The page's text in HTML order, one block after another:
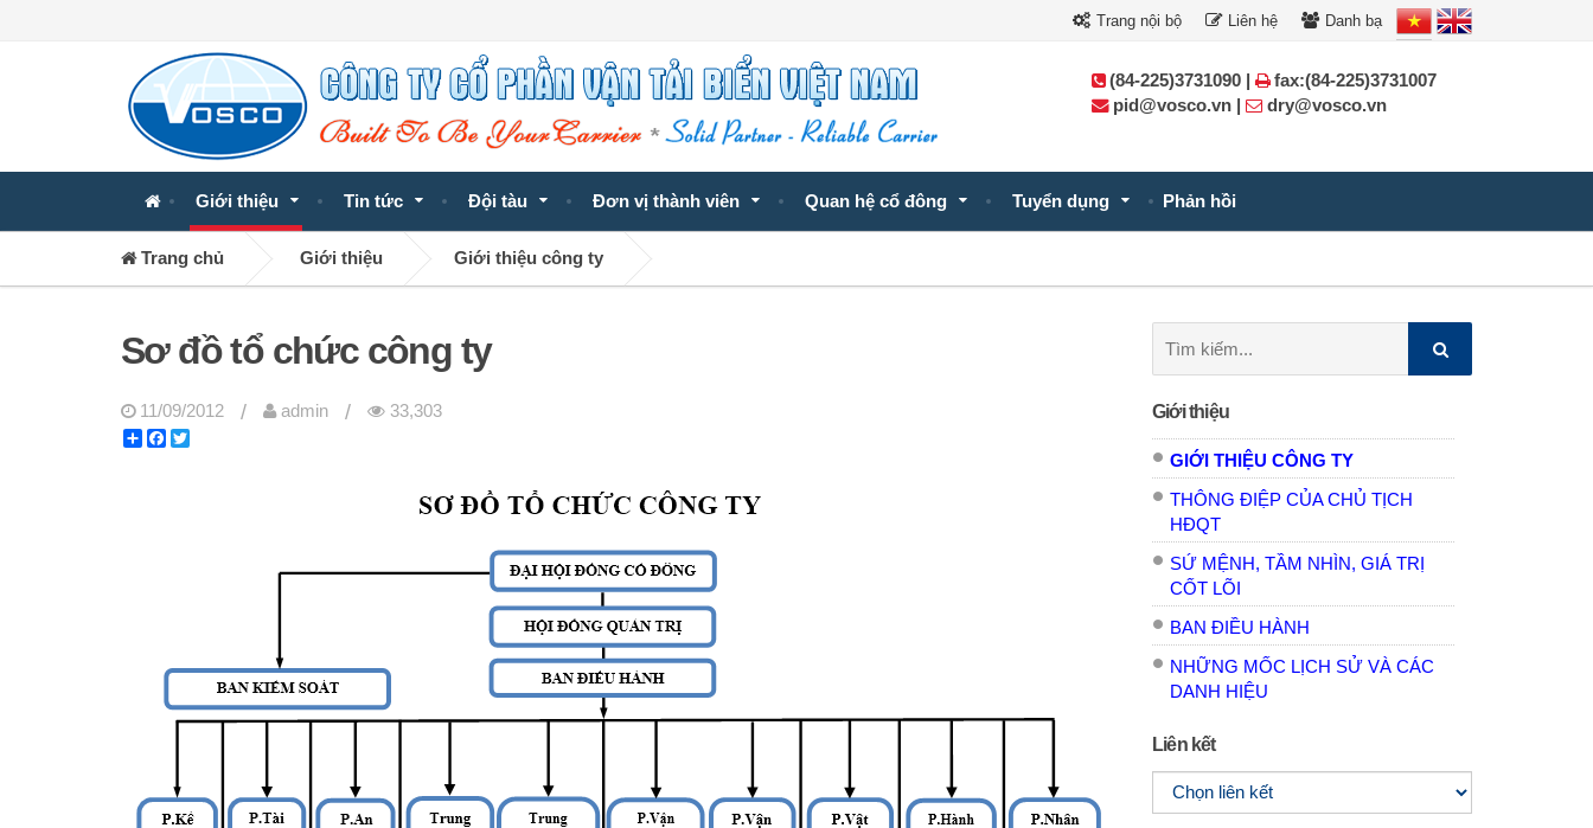
Trang nội bộ Liên hệ Danh bạ
Giới thiệu Tin tức Đội tàu Đơn vị thành viên Quan hệ cổ đông Tuyển dụng Phản hồi
(84-225)3731090 |
fax:(84-225)3731007
pid@vosco.vn |
dry@vosco.vn
Trang chủ Giới thiệu Giới thiệu công ty
Sơ đồ tổ chức công ty
11/09/2012 / admin /
33,303
ShareFacebook
kiếm:
Giới thiệu
GIỚI THIỆU CÔNG TY
THÔNG ĐIỆP CỦA CHỦ TỊCH
HĐQT
SỨ MỆNH, TẦM NHÌN, GIÁ TRỊ
CỐT LÕI
BAN ĐIỀU HÀNH
NHỮNG MỐC LỊCH SỬ VÀ CÁC
DANH HIỆU
Liên kết